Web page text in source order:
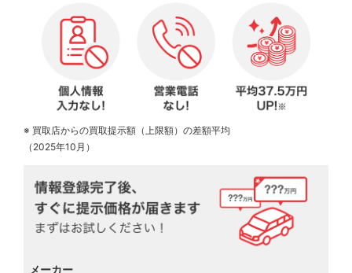
※ 買取店からの買取提示額（上限額）の差額平均
（2025年10月）
メーカー